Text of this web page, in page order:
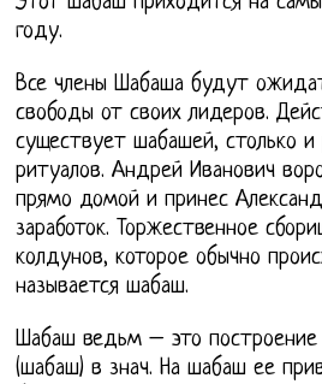
году.
Все члены Шабаша будут
свободы от своих лидеров.
существует шабашей, столько и
ритуалов. Андрей Иванович
прямо домой и принес
заработок. Торжественное
колдунов, которое обычно
называется шабаш.
Шабаш ведьм – это построение
(шабаш) в знач. На шабаш ее